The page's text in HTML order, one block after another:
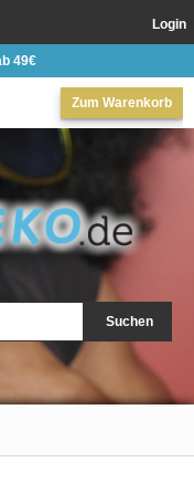
Suchen
Login
Zum Warenkorb
49€